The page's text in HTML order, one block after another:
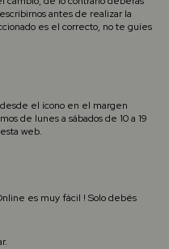
antes de realizar la
es el correcto, no te guíes
el ícono en el margen
de lunes a sábados de 10 a 19
web.
es muy fácil ! Solo debés